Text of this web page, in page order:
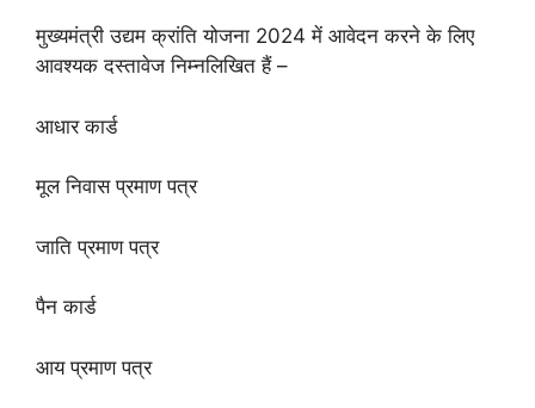
मुख्यमंत्री उद्यम क्रांति योजना 2024 में आवेदन करने के लिए
आवश्यक दस्तावेज निम्नलिखित हैं –
आधार कार्ड
मूल निवास प्रमाण पत्र
जाति प्रमाण पत्र
पैन कार्ड
आय प्रमाण पत्र